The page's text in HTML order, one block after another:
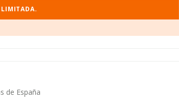
LIMITADA.
de España